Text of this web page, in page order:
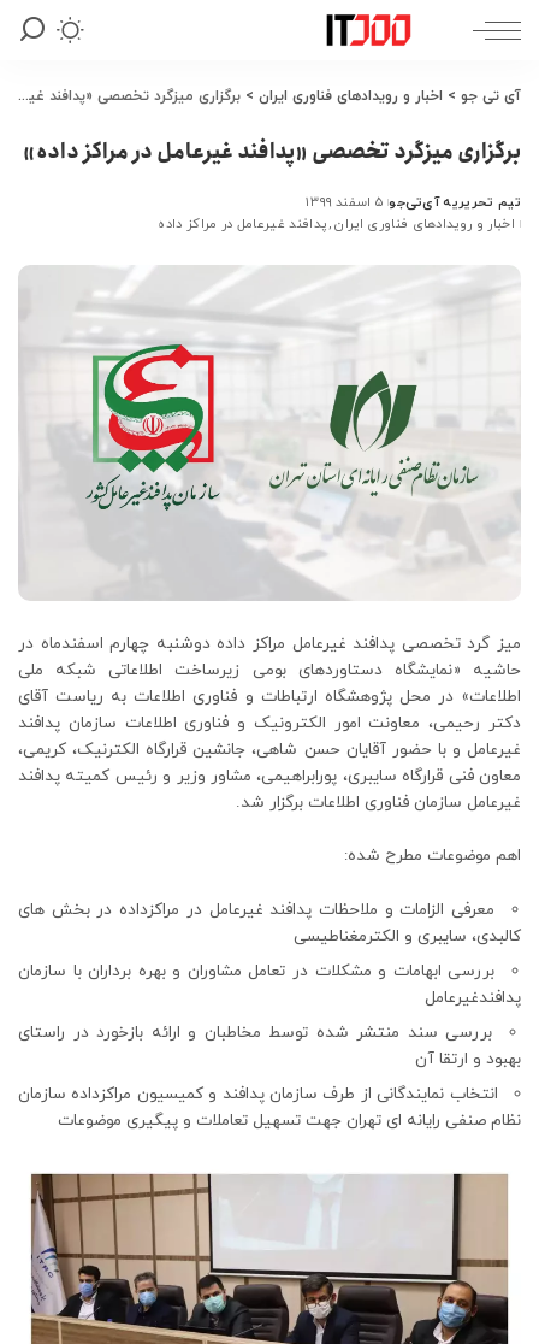
آی تی جو > اخبار و رویدادهای فناوری ایران > برگزاری میزگرد تخصصی «پدافند غیرعامل در مراکز داده»
برگزاری میزگرد تخصصی «پدافند غیرعامل در مراکز داده»
ارسال
شده
تیم تحریریه آی‌تی‌جو ۵ اسفند ۱۳۹۹
اخبار و رویدادهای فناوری ایران پدافند غیرعامل در مراکز داده
میز گرد تخصصی پدافند غیرعامل مراکز داده دوشنبه چهارم اسفندماه در
حاشیه «نمایشگاه دستاوردهای بومی زیرساخت اطلاعاتی شبکه ملی
اطلاعات» در محل پژوهشگاه ارتباطات و فناوری اطلاعات به ریاست آقای
دکتر رحیمی، معاونت امور الکترونیک و فناوری اطلاعات سازمان پدافند
غیرعامل و با حضور آقایان حسن شاهی، جانشین قرارگاه الکترنیک، کریمی،
معاون فنی قرارگاه سایبری، پورابراهیمی، مشاور وزیر و رئیس کمیته پدافند
غیرعامل سازمان فناوری اطلاعات برگزار شد.
اهم موضوعات مطرح شده:
معرفی الزامات و ملاحظات پدافند غیرعامل در مراکزداده در بخش های
کالبدی، سایبری و الکترمغناطیسی
بررسی ابهامات و مشکلات در تعامل مشاوران و بهره برداران با سازمان
پدافندغیرعامل
بررسی سند منتشر شده توسط مخاطبان و ارائه بازخورد در راستای
بهبود و ارتقا آن
انتخاب نمایندگانی از طرف سازمان پدافند و کمیسیون مراکزداده سازمان
نظام صنفی رایانه ای تهران جهت تسهیل تعاملات و پیگیری موضوعات